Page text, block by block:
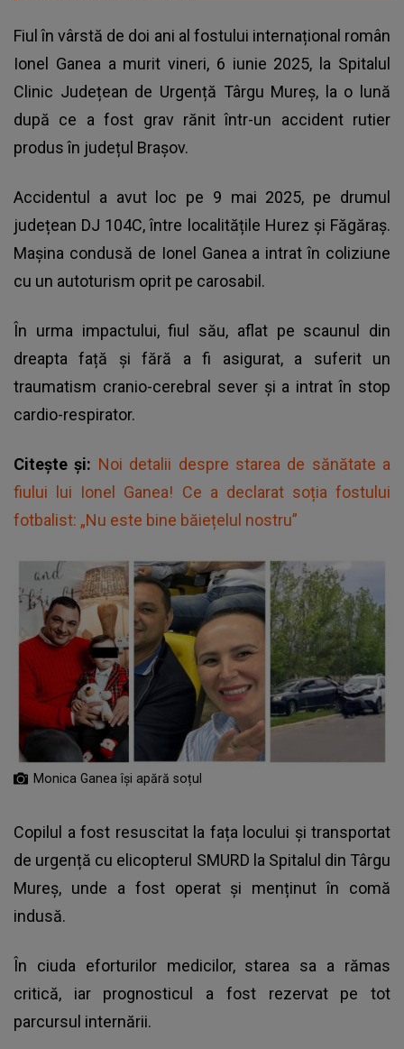
Fiul în vârstă de doi ani al fostului internațional român
Ionel Ganea a murit vineri, 6 iunie 2025, la Spitalul
Clinic Județean de Urgență Târgu Mureș, la o lună
după ce a fost grav rănit într-un accident rutier
produs în județul Brașov.
Accidentul a avut loc pe 9 mai 2025, pe drumul
județean DJ 104C, între localitățile Hurez și Făgăraș.
Mașina condusă de Ionel Ganea a intrat în coliziune
cu un autoturism oprit pe carosabil.
În urma impactului, fiul său, aflat pe scaunul din
dreapta față și fără a fi asigurat, a suferit un
traumatism cranio-cerebral sever și a intrat în stop
cardio-respirator.
Citește și: Noi detalii despre starea de sănătate a
fiului lui Ionel Ganea! Ce a declarat soția fostului
fotbalist: „Nu este bine băiețelul nostru”
Monica Ganea își apără soțul
Copilul a fost resuscitat la fața locului și transportat
de urgență cu elicopterul SMURD la Spitalul din Târgu
Mureș, unde a fost operat și menținut în comă
indusă.
În ciuda eforturilor medicilor, starea sa a rămas
critică, iar prognosticul a fost rezervat pe tot
parcursul internării.